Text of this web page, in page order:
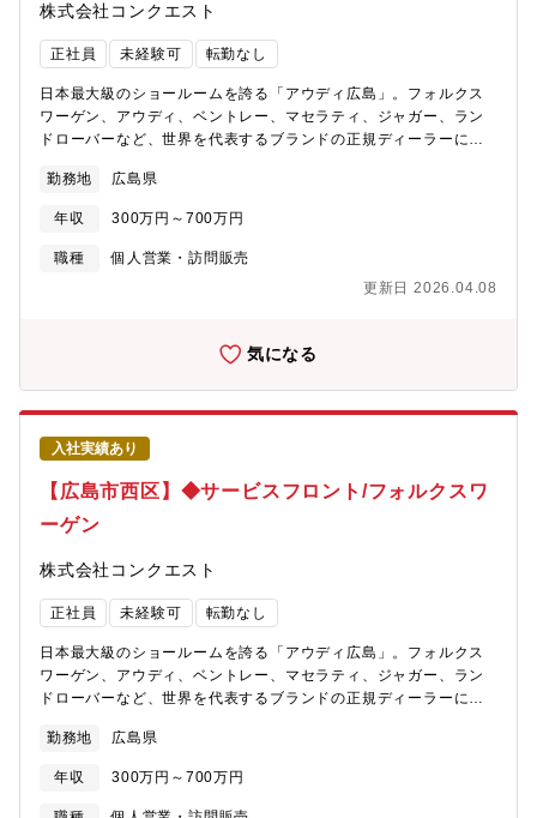
株式会社コンクエスト
正社員 未経験可 転勤なし
日本最大級のショールームを誇る「アウディ広島」。フォルクス
ワーゲン、アウディ、ベントレー、マセラティ、ジャガー、ラン
ドローバーなど、世界を代表するブランドの正規ディーラーにて
有されているお客様が入庫された際、車点検や修理のご案内をし
ていただきます。【具体的には】・ご来店いただいたお客様への
対応（要望ヒアリング）・整備士への指示・整備スケジュールの
調整・部品の発注や手配・代車の手配・その他事務処理やお客様
勤務地 広島県
年収 300万円～700万円
職種
個人営業・訪問販売
更新日 2026.04.08
気になる
入社実績あり
【広島市西区】◆サービスフロント/フォルクスワ
ーゲン
株式会社コンクエスト
正社員 未経験可 転勤なし
日本最大級のショールームを誇る「アウディ広島」。フォルクス
ワーゲン、アウディ、ベントレー、マセラティ、ジャガー、ラン
ドローバーなど、世界を代表するブランドの正規ディーラーにて
有されているお客様が入庫された際、車点検や修理のご案内をし
ていただきます。【具体的には】・ご来店いただいたお客様への
対応（要望ヒアリング）・整備士への指示・整備スケジュールの
調整・部品の発注や手配・代車の手配・その他事務処理やお客様
勤務地 広島県
年収 300万円～700万円